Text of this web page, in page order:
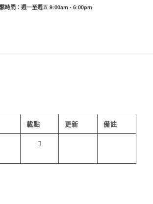
時間：週一至週五 9:00am - 6:00pm
載點 更新 備註